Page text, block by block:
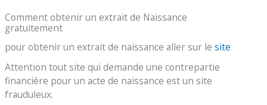
Comment obtenir un extrait de Naissance
gratuitement
pour obtenir un extrait de naissance aller sur le site
Attention tout site qui demande une contrepartie
financière pour un acte de naissance est un site
frauduleux.